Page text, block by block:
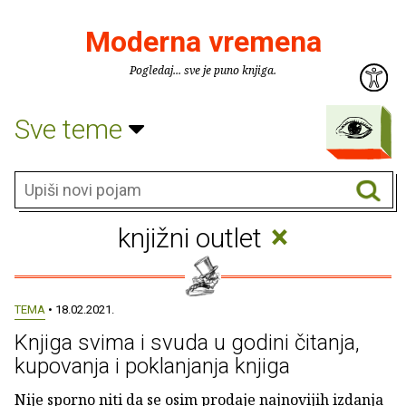
Moderna vremena
Pogledaj... sve je puno knjiga.
Sve teme
knjižni outlet ×
TEMA • 18.02.2021.
Knjiga svima i svuda u godini čitanja,
kupovanja i poklanjanja knjiga
Nije sporno niti da se osim prodaje najnovijih izdanja